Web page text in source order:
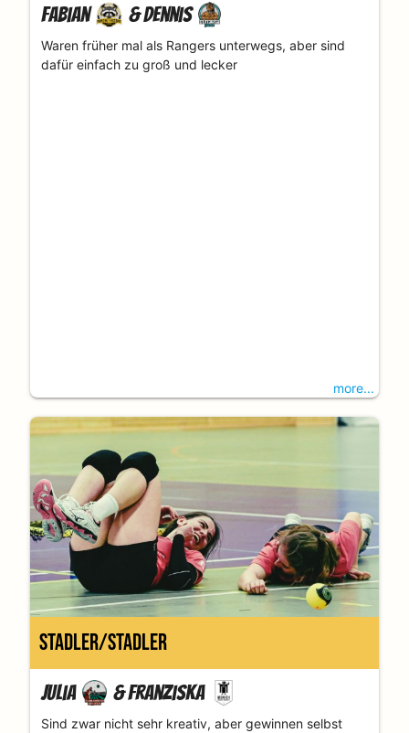
Fabian &Dennis
Waren früher mal als Rangers unterwegs, aber sind
dafür einfach zu groß und lecker
more...
Stadler/Stadler
Julia &Franziska
Sind zwar nicht sehr kreativ, aber gewinnen selbst